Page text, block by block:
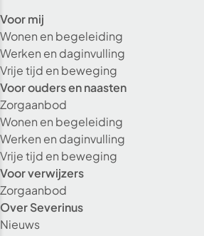
Voor mij
Wonen en begeleiding
Werken en daginvulling
Vrije tijd en beweging
Voor ouders en naasten
Zorgaanbod
Wonen en begeleiding
Werken en daginvulling
Vrije tijd en beweging
Voor verwijzers
Zorgaanbod
Over Severinus
Nieuws